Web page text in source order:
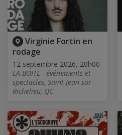
Virginie Fortin en
rodage
12 septembre 2026, 20h00
LA BOITE - événements et
spectacles, Saint-Jean-sur-
Richelieu, QC